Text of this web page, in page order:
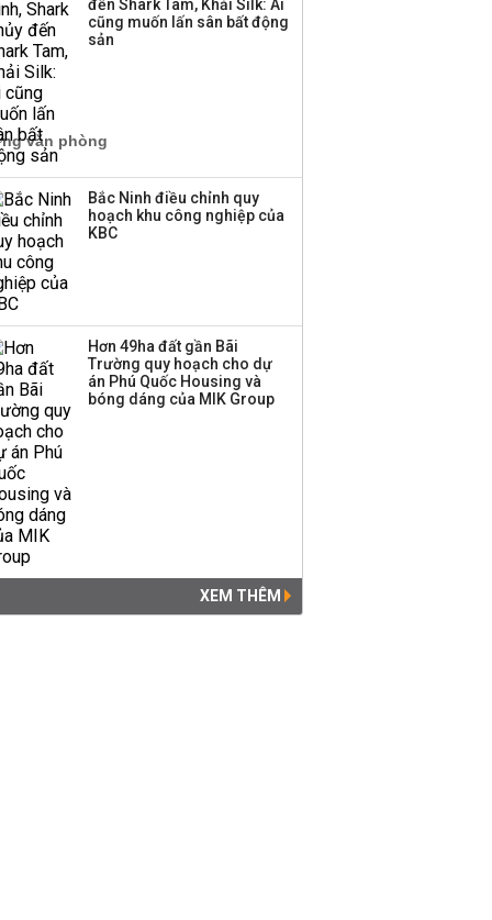
đến Shark Tam, Khải Silk: Ai
cũng muốn lấn sân bất động
sản
Bắc Ninh điều chỉnh quy
hoạch khu công nghiệp của
KBC
Hơn 49ha đất gần Bãi
Trường quy hoạch cho dự
án Phú Quốc Housing và
bóng dáng của MIK Group
XEM THÊM